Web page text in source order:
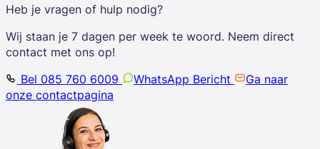
Heb je vragen of hulp nodig?
Wij staan je 7 dagen per week te woord. Neem direct
contact met ons op!
Bel 085 760 6009
WhatsApp Bericht
Ga naar
onze contactpagina